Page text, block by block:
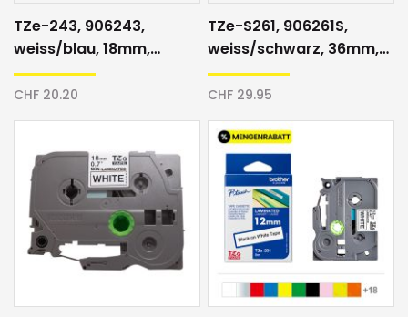
TZe-243, 906243,
weiss/blau, 18mm,
Schriftband
CHF 20.20
TZe-S261, 906261S,
weiss/schwarz, 36mm,
Schriftband
CHF 29.95